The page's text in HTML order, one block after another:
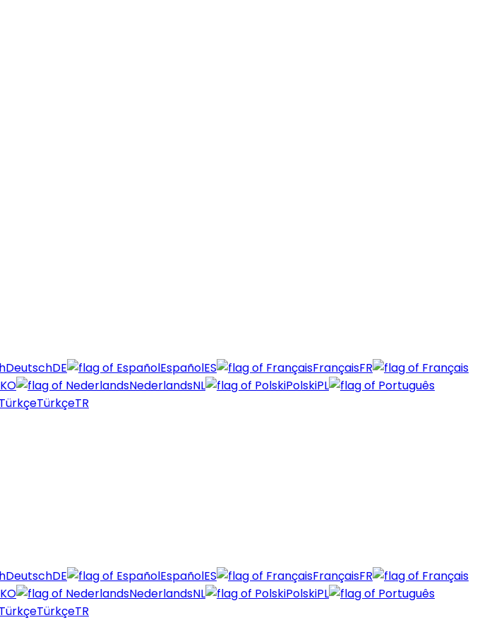
DeutschDE EspañolES FrançaisFR
KO NederlandsNL PolskiPL
TürkçeTR
DeutschDE EspañolES FrançaisFR
KO NederlandsNL PolskiPL
TürkçeTR